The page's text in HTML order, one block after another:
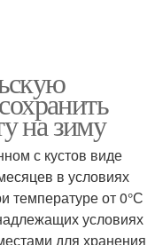
на зиму
с кустов виде
в условиях
температуре от 0°С
условиях
для хранения